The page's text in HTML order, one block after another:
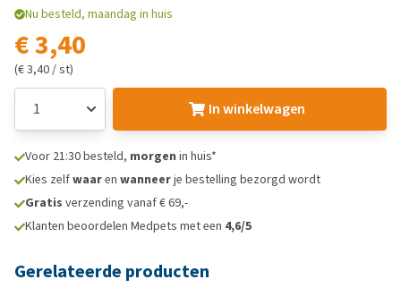
Nu besteld, maandag in huis
€ 3,40
(€ 3,40 / st)
In winkelwagen
Voor 21:30 besteld, morgen in huis*
Kies zelfwaaren wanneerje bestelling bezorgd wordt
Gratis verzending vanaf € 69,-
Klanten beoordelen Medpets met een 4,6/5
Gerelateerde producten